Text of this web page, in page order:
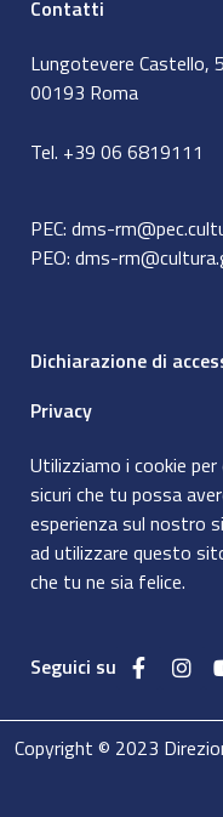
Contatti
Lungotevere Castello,
00193 Roma
Tel. +39 06 6819111
PEC: dms-
PEO: dms-
Dichiarazione di
Privacy
Utilizziamo i cookie per
sicuri che tu possa
esperienza sul nostro
ad utilizzare questo
che tu ne sia felice.
Seguici su
Copyright © 2023